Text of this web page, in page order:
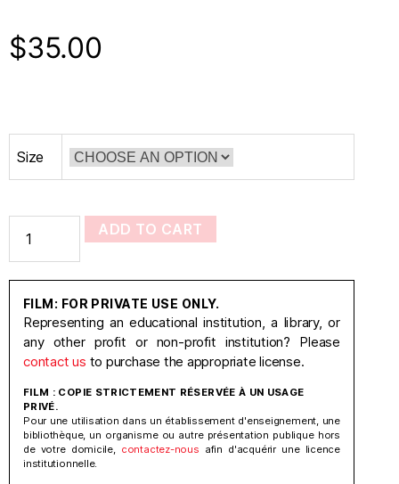
$35.00
Size
ADD TO CART
FILM: FOR PRIVATE USE ONLY.
Representing an educational institution, a library, or
any other profit or non-profit institution? Please
contact us to purchase the appropriate license.
FILM : COPIE STRICTEMENT RÉSERVÉE À UN USAGE
PRIVÉ.
Pour une utilisation dans un établissement d'enseignement, une
bibliothèque, un organisme ou autre présentation publique hors
de votre domicile, contactez-nous afin d'acquérir une licence
institutionnelle.